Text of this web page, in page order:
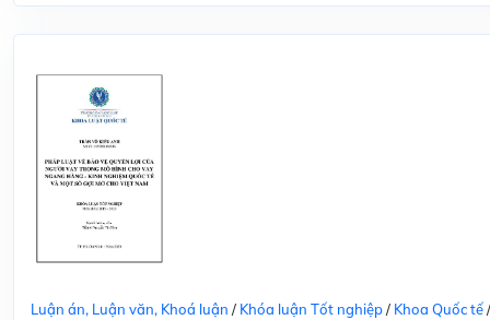
Luận án, Luận văn, Khoá luận / Khóa luận Tốt nghiệp/ Khoa Quốc tế/